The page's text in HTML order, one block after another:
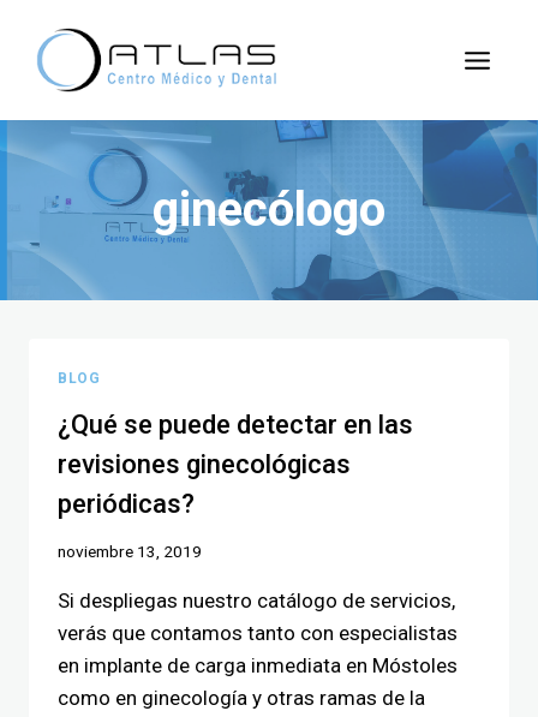
ginecólogo
BLOG
¿Qué se puede detectar en las
revisiones ginecológicas
periódicas?
noviembre 13, 2019
Si despliegas nuestro catálogo de servicios,
verás que contamos tanto con especialistas
en implante de carga inmediata en Móstoles
como en ginecología y otras ramas de la